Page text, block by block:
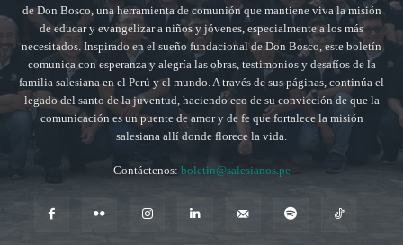
de Don Bosco, una herramienta de comunión que mantiene viva la misión
de educar y evangelizar a niños y jóvenes, especialmente a los más
necesitados. Inspirado en el sueño fundacional de Don Bosco, este boletín
comunica con esperanza y alegría las obras, testimonios y desafíos de la
familia salesiana en el Perú y el mundo. A través de sus páginas, continúa el
legado del santo de la juventud, haciendo eco de su convicción de que la
comunicación es un puente de amor y de fe que fortalece la misión
salesiana allí donde florece la vida.
Contáctenos: boletin@salesianos.pe